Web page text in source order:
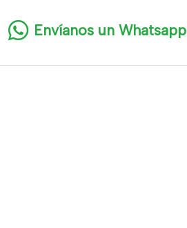
Envíanos un Whatsapp